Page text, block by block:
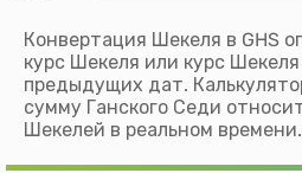
Конвертация Шекеля в GHS
курс Шекеля или курс
предыдущих дат.
сумму Ганского Седи
Шекелей в реальном времени.